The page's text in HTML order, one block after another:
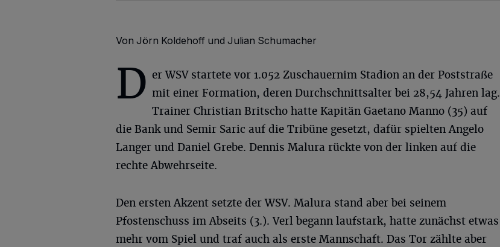
Von Jörn Koldehoff und Julian Schumacher
D er WSV startete vor 1.052 Zuschauernim Stadion an der Poststraße
mit einer Formation, deren Durchschnittsalter bei 28,54 Jahren lag.
Trainer Christian Britscho hatte Kapitän Gaetano Manno (35) auf
die Bank und Semir Saric auf die Tribüne gesetzt, dafür spielten Angelo
Langer und Daniel Grebe. Dennis Malura rückte von der linken auf die
rechte Abwehrseite.
Den ersten Akzent setzte der WSV. Malura stand aber bei seinem
Pfostenschuss im Abseits (3.). Verl begann laufstark, hatte zunächst etwas
mehr vom Spiel und traf auch als erste Mannschaft. Das Tor zählte aber